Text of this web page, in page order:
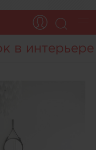
в интерьере